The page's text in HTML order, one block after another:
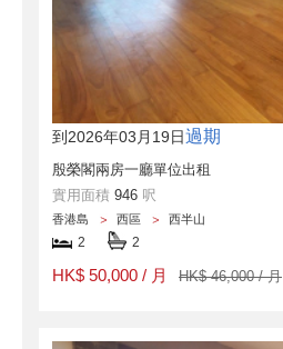
到2026年03月19日過期
殷榮閣兩房一廳單位出租
實用面積 946 呎
香港島 西區 西半山
2 2
HK$ 50,000 / 月 HK$ 46,000 / 月